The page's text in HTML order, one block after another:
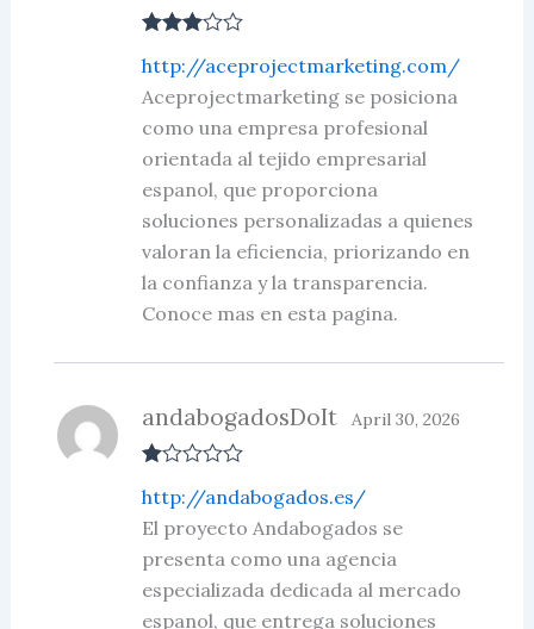
out of 5
http://aceprojectmarketing.com/
Aceprojectmarketing se posiciona
como una empresa profesional
orientada al tejido empresarial
espanol, que proporciona
soluciones personalizadas a quienes
valoran la eficiencia, priorizando en
la confianza y la transparencia.
Conoce mas en esta pagina.
at
ed
1
ou
t
of
5
andabogadosDoIt April 30, 2026
http://andabogados.es/
El proyecto Andabogados se
presenta como una agencia
especializada dedicada al mercado
espanol, que entrega soluciones